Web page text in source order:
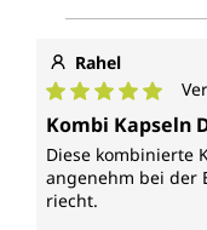
Rahel
Kombi Kapseln
Diese kombinierte
angenehm bei der
riecht.